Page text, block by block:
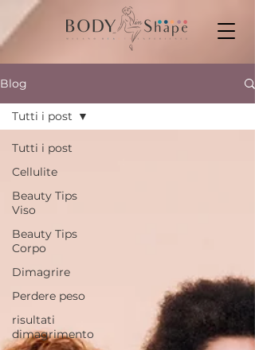
Blog
Tutti i post
Cellulite
Beauty Tips
Viso
Beauty Tips
Corpo
Dimagrire
Perdere peso
risultati
dimagrimento
Tutti i post